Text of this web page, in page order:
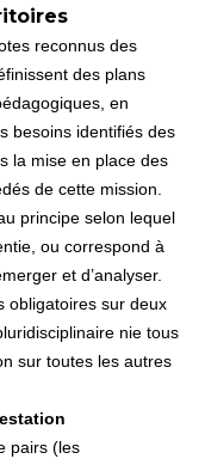
reconnus des
des plans
en
besoins identifiés des
la mise en place des
de cette mission.
principe selon lequel
ou correspond à
et d’analyser.
obligatoires sur deux
nie tous
sur toutes les autres
pairs (les